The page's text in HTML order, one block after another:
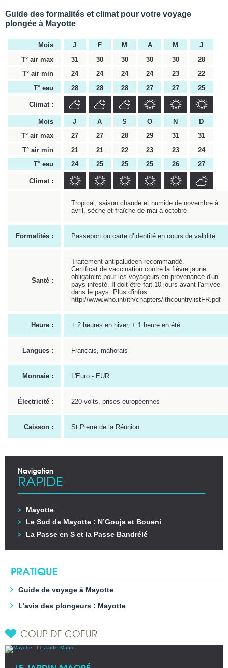
Guide des formalités et climat pour votre voyage
plongée à Mayotte
Mois J F M A M
J
T° air max
31 30 30 30 30
28
T° air min
24 24 24 24 23
22
T° eau
28 28 28 27 27 25
Climat :
Mois J A S O N
D
T° air max
27 27 28 29 31
31
T° air min
21 21 22 23 23
24
T° eau
24 25 25 25 26 27
Climat :
Tropical, saison chaude et humide de novembre à
avril, sèche et fraîche de mai à octobre
Formalités : Passeport ou carte d’identité en cours de validité
Santé :
Traitement antipaludéen recommandé.
Certificat de vaccination contre la fièvre jaune
obligatoire pour les voyageurs en provenance d'un
pays infesté. Il doit être fait 10 jours avant l'arrivée
dans le pays. Plus d'infos :
http://www.who.int/ith/chapters/ithcountrylistFR.pdf
Heure : + 2 heures en hiver, + 1 heure en été
Langues : Français, mahorais
Monnaie : L'Euro - EUR
Électricité : 220 volts, prises européennes
Caisson : St Pierre de la Réunion
Navigation
RAPIDE
Mayotte
Le Sud de Mayotte : N’Gouja et Boueni
La Passe en S et la Passe Bandrélé
PRATIQUE
Guide de voyage à Mayotte
L’avis des plongeurs : Mayotte
COUP DE COEUR